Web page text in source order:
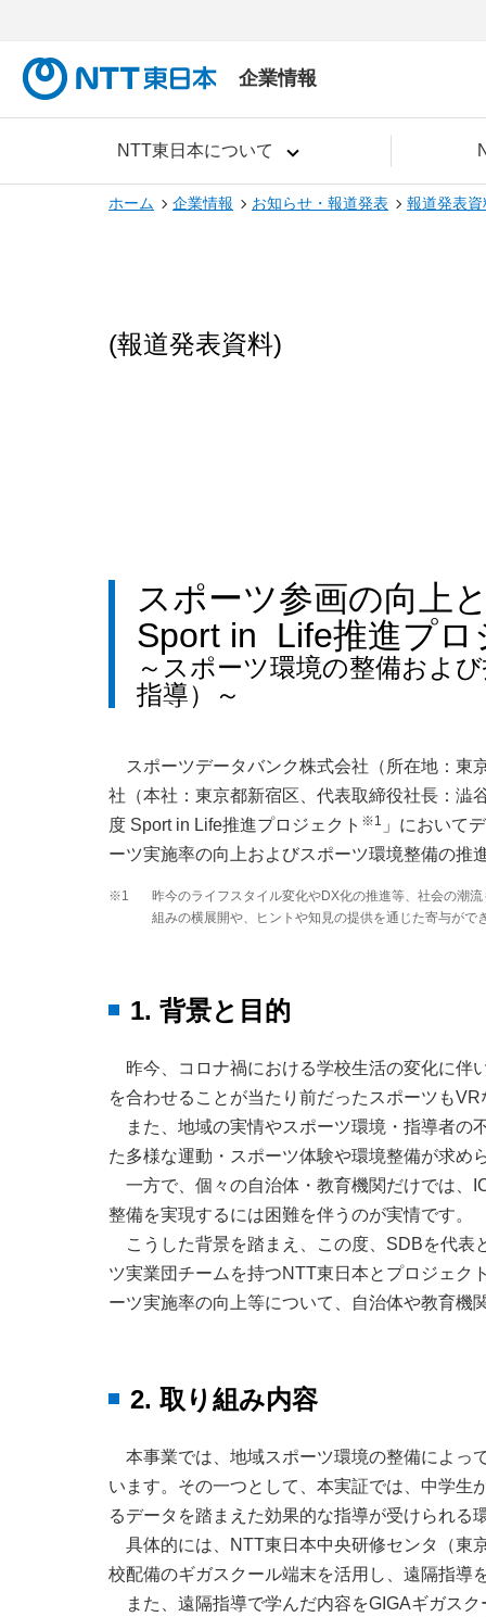
企業情報
NTT東日本について
ホーム 企業情報 お知らせ・報道発表 報道発表資
(報道発表資料)
スポーツ参画の向上
Sport in Life推進プロ
～スポーツ環境の整備およ
指導）～
スポーツデータバンク株式会社（所在地：東
社（本社：東京都新宿区、代表取締役社長：澁
度 Sport in Life推進プロジェクト ※1 」において
ーツ実施率の向上およびスポーツ環境整備の推
※1
昨今のライフスタイル変化やDX化の推進等、社会の潮
組みの横展開や、ヒントや知見の提供を通じた寄与が
1. 背景と目的
昨今、コロナ禍における学校生活の変化に伴
を合わせることが当たり前だったスポーツも
また、地域の実情やスポーツ環境・指導者
た多様な運動・スポーツ体験や環境整備が求め
一方で、個々の自治体・教育機関だけでは、
整備を実現するには困難を伴うのが実情です。
こうした背景を踏まえ、この度、SDBを代
ツ実業団チームを持つNTT東日本とプロジェク
ーツ実施率の向上等について、自治体や教育機
2. 取り組み内容
本事業では、地域スポーツ環境の整備によっ
います。その一つとして、本実証では、中学生
るデータを踏まえた効果的な指導が受けられる
具体的には、NTT東日本中央研修センタ（東
校配備のギガスクール端末を活用し、遠隔指導
また、遠隔指導で学んだ内容をGIGAギガス